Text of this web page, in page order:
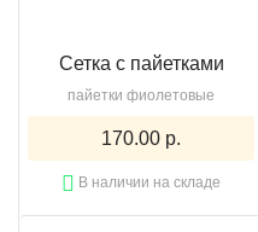
Сетка с пайетками
пайетки фиолетовые
170.00 р.
В наличии на складе